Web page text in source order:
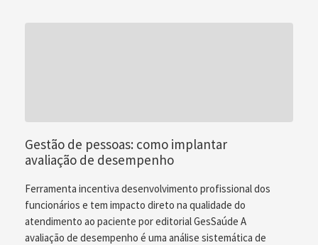
Gestão de pessoas: como implantar
avaliação de desempenho
Ferramenta incentiva desenvolvimento profissional dos
funcionários e tem impacto direto na qualidade do
atendimento ao paciente por editorial GesSaúde A
avaliação de desempenho é uma análise sistemática de